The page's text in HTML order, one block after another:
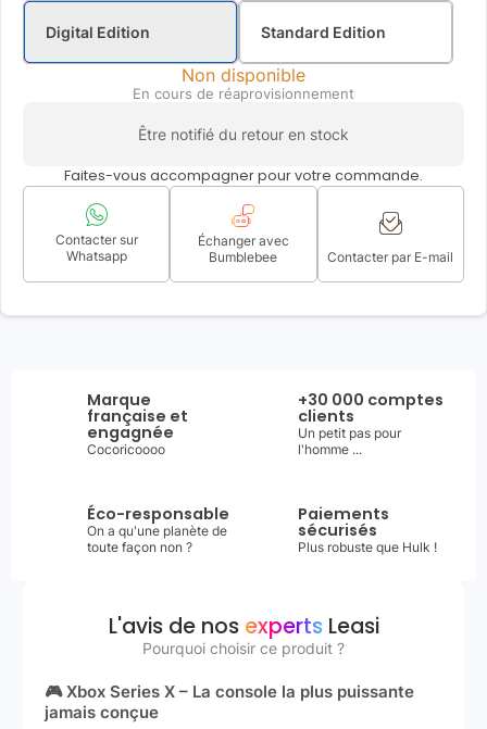
Digital Edition Standard Edition
Non disponible
En cours de réaprovisionnement
Être notifié du retour en stock
Faites-vous accompagner pour votre commande.
Contacter sur
Whatsapp
Échanger avec
Bumblebee
Contacter par E-mail
Marque
française et
engagnée
Cocoricoooo
+30 000 comptes
clients
Un petit pas pour
l'homme ...
Éco-responsable
On a qu'une planète de
toute façon non ?
Paiements
sécurisés
Plus robuste que Hulk !
L'avis de nos expertsLeasi
Pourquoi choisir ce produit ?
🎮 Xbox Series X – La console la plus puissante
jamais conçue